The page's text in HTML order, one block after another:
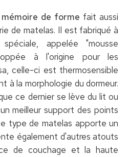
de forme fait aussi
de matelas. Il est fabriqué à
appelée "mousse
à l'origine pour les
celle-ci est thermosensible
à la morphologie du dormeur.
ce dernier se lève du lit ou
meilleur support des points
type de matelas apporte un
également d'autres atouts
de couchage et la haute